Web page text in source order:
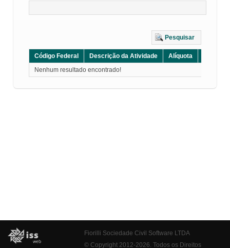
Pesquisar
Código Federal Descrição da Atividade Alíquota
Nenhum resultado encontrado!
Fiorilli Sociedade Civil Software LTDA
© Copyright 2012-2026. Todos os Direitos